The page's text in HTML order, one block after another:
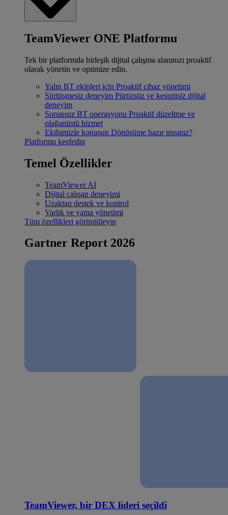
TeamViewer ONE Platformu
Tek bir platformda birleşik dijital çalışma alanınızı proaktif
olarak yönetin ve optimize edin.
Yalın BT ekipleri için Proaktif cihaz yönetimi
Sürtüşmesiz deneyim Pürüzsüz ve kesintisiz dijital
deneyim
Sorunsuz BT operasyonu Proaktif düzeltme ve
olağanüstü hizmet
Ekibimizle konuşun Dönüşüme hazır mısınız?
Platformu keşfedin
Temel Özellikler
TeamViewer AI
Dijital çalışan deneyimi
Uzaktan destek ve kontrol
Varlık ve yama yönetimi
Tüm özellikleri görüntüleyin
Gartner Report 2026
TeamViewer, bir DEX lideri seçildi